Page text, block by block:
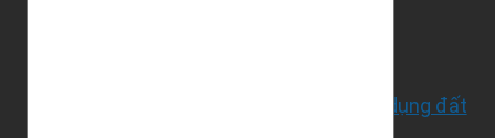
Hợp đồng chuyển nhượng quyền sử dụng đất